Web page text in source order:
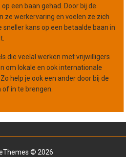
een baan gehad. Door bij de
ze werkervaring en voelen ze zich
kans op een betaalde baan in
die veelal werken met vrijwilligers
om lokale en ook internationale
help je ook een ander door bij de
of in te brengen.
© 2026